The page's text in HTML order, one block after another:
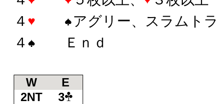
４
アグリー、スラムト
４
Ｅｎｄ
W
E
2NT
3